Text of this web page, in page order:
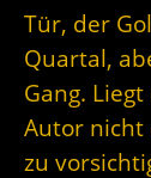
Tür, der
Quartal,
Gang.
Autor nicht
zu